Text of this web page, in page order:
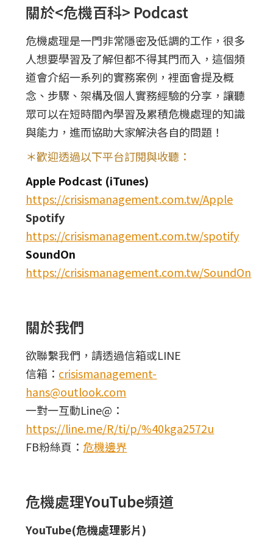
關於<危機百科> Podcast
危機處理是一門非常隱密及低調的工作，很多
人想要學習及了解但都不得其門而入，這個頻
道會介紹一系列的實務案例，裡面會提及概
念、步驟、架構及個人實務經驗的分享，讓聽
眾可以在短時間內學習及累積危機處理的知識
與能力，進而協助大家解決各自的問題！
＊歡迎透過以下平台訂閱與收聽：
Apple Podcast (iTunes)
https://crisismanagement.com.tw/Apple
Spotify
https://crisismanagement.com.tw/spotify
SoundOn
https://crisismanagement.com.tw/SoundOn
關於我們
欲聯繫我們，請透過信箱或LINE
信箱： crisismanagement-
hans@outlook.com
一對一互動Line@：
https://line.me/R/ti/p/%40kga2572u
FB粉絲頁： 危機邊界
危機處理YouTube頻道
YouTube(危機處理影片)